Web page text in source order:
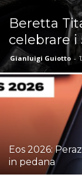
Beretta
celebrare i
Gianluigi Guiotto -
Eos 2026:
in pedana